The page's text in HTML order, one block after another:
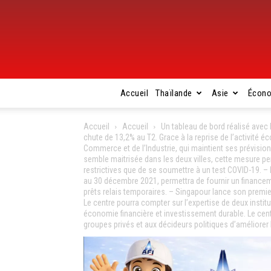
Accueil Thaïlande Asie
Accueil Accueil
Un tableau de bord réalisé
chute de 13,2% au T2. Grace à la reprise de l’activité
Commerce et de l’Industrie, qui maintient ses
semble maitrisée dans les deux villes, cette mesure
restrictives que de se soumettre à un test COVID-19.
au 30 décembre 2021, permettra de fournir un
prêts relais temporaires. – Singapour lance son
Le centre pourra compter sur l’expertise de deux
économie financière et investissement durable. Le
groupes privés et aux décideurs politiques